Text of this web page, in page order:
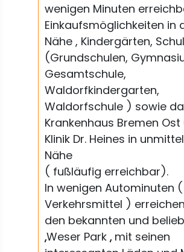
wenigen Minuten
Einkaufsmöglichkeiten in
Nähe , Kindergärten,
(Grundschulen,
Gesamtschule,
Waldorfkindergarten,
Waldorfschule ) sowie
Krankenhaus Bremen
Klinik Dr. Heines in
Nähe
( fußläufig erreichbar).
In wenigen Autominuten
Verkehrsmittel )
den bekannten und
„Weser Park „ mit seinen